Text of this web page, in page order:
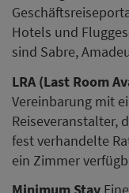
Hotels und
sind Sabre,
LRA (Last Room
Vereinbarung mit
Reiseveranstalter,
fest verhandelte
ein Zimmer